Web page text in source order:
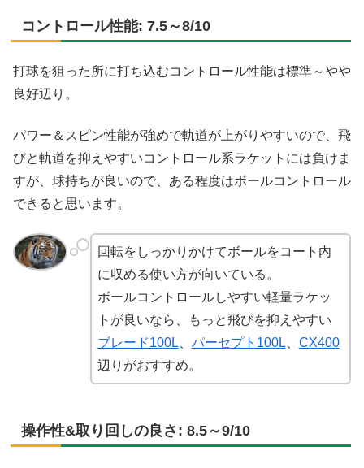
コントロール性能: 7.5～8/10
打球を狙った所に打ち込むコントロール性能は標準～やや
良好辺り。
パワー＆スピン性能が強めで軌道が上がりやすいので、飛
びと軌道を抑えやすいコントロール系ラケットには負けま
すが、球持ちが良いので、ある程度はボールコントロール
できると思います。
回転をしっかりかけてボールをコート内
に収める使い方が向いている。
ボールコントロールしやすい軽量ラケッ
トが良いなら、もっと飛びを抑えやすい
ブレード100L
パーセプト100L
CX400
辺りがおすすめ。
操作性&取り回しの良さ: 8.5～9/10